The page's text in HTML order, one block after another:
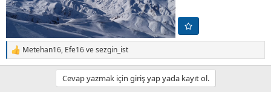
T
e
Metehan16, Efe16vesezgin_ist
Cevap yazmak için giriş yap yada kayıt ol.